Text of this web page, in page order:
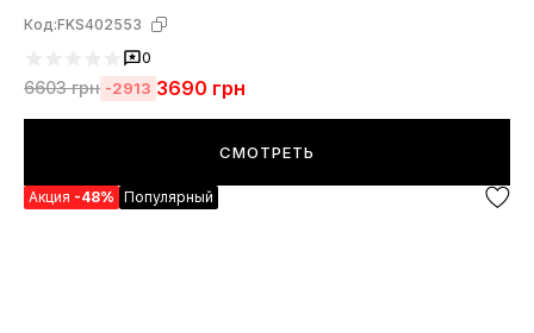
Код:FKS402553
0
6603грн -2913 3690 грн
СМОТРЕТЬ
Акция -48% Популярный